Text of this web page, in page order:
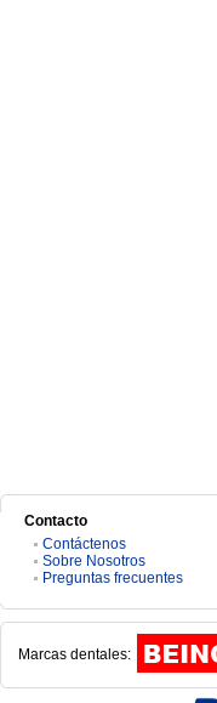
Contacto
Contáctenos
Sobre Nosotros
Preguntas frecuentes
Marcas dentales: